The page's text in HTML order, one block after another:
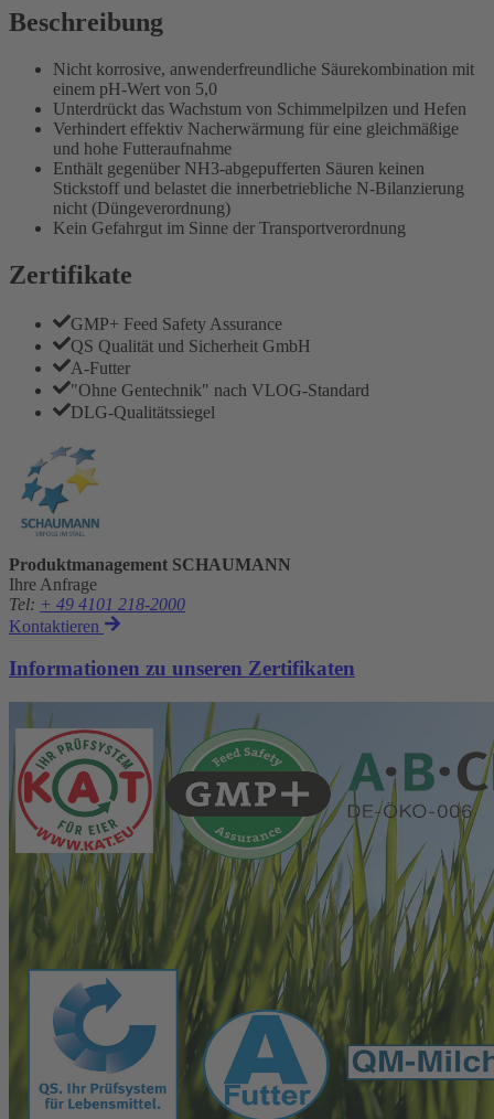
Beschreibung
Nicht korrosive, anwenderfreundliche Säurekombination mit
einem pH-Wert von 5,0
Unterdrückt das Wachstum von Schimmelpilzen und Hefen
Verhindert effektiv Nacherwärmung für eine gleichmäßige
und hohe Futteraufnahme
Enthält gegenüber NH3-abgepufferten Säuren keinen
Stickstoff und belastet die innerbetriebliche N-Bilanzierung
nicht (Düngeverordnung)
Kein Gefahrgut im Sinne der Transportverordnung
Zertifikate
GMP+ Feed Safety Assurance
QS Qualität und Sicherheit GmbH
A-Futter
"Ohne Gentechnik" nach VLOG-Standard
DLG-Qualitätssiegel
Produktmanagement SCHAUMANN
Ihre Anfrage
Tel: + 49 4101 218-2000
Kontaktieren
Informationen zu unseren Zertifikaten